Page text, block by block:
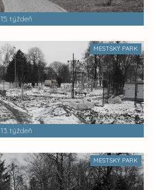
15. týždeň
MESTSKÝ PARK
13. týždeň
MESTSKÝ PARK